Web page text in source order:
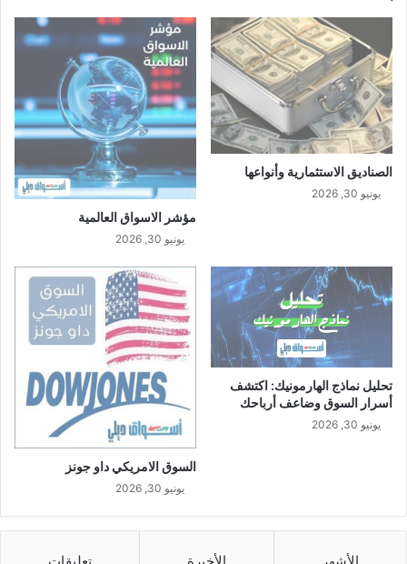
الصناديق الاستثمارية وأنواعها
يونيو 30, 2026
مؤشر الاسواق العالمية
يونيو 30, 2026
تحليل نماذج الهارمونيك: اكتشف
أسرار السوق وضاعف أرباحك
يونيو 30, 2026
السوق الامريكي داو جونز
يونيو 30, 2026
الأشهر الأخيرة تعليقات